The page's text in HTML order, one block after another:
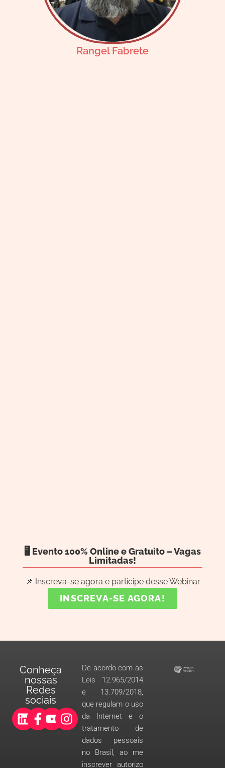
Rangel Fabrete
🖥️ Evento 100% Online e Gratuito – Vagas
Limitadas!
📌 Inscreva-se agora e participe desse Webinar
INSCREVA-SE AGORA!
Conheça
nossas
Redes
sociais
De acordo com as
Leis 12.965/2014
e 13.709/2018,
que regulam o uso
da Internet e o
tratamento de
dados pessoais
no Brasil, ao me
inscrever autorizo